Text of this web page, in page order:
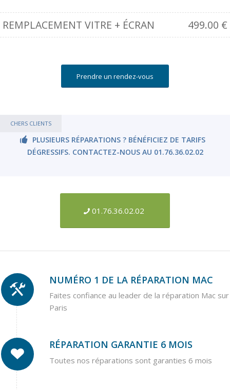
REMPLACEMENT VITRE + ÉCRAN 499.00 €
Prendre un rendez-vous
CHERS CLIENTS
PLUSIEURS RÉPARATIONS ? BÉNÉFICIEZ DE TARIFS
DÉGRESSIFS. CONTACTEZ-NOUS AU 01.76.36.02.02
01.76.36.02.02
NUMÉRO 1 DE LA RÉPARATION MAC
Faites confiance au leader de la réparation Mac sur
Paris
RÉPARATION GARANTIE 6 MOIS
Toutes nos réparations sont garanties 6 mois